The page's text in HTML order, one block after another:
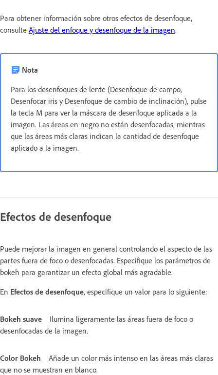
Para obtener información sobre otros efectos de desenfoque,
consulte Ajuste del enfoque y desenfoque de la imagen.
Nota
Para los desenfoques de lente (Desenfoque de campo,
Desenfocar iris y Desenfoque de cambio de inclinación), pulse
la tecla M para ver la máscara de desenfoque aplicada a la
imagen. Las áreas en negro no están desenfocadas, mientras
que las áreas más claras indican la cantidad de desenfoque
aplicado a la imagen.
Efectos de desenfoque
Puede mejorar la imagen en general controlando el aspecto de las
partes fuera de foco o desenfocadas. Especifique los parámetros de
bokeh para garantizar un efecto global más agradable.
En Efectos de desenfoque, especifique un valor para lo siguiente:
Bokeh suave
Ilumina ligeramente las áreas fuera de foco o
desenfocadas de la imagen.
Color Bokeh
Añade un color más intenso en las áreas más claras
que no se muestran en blanco.